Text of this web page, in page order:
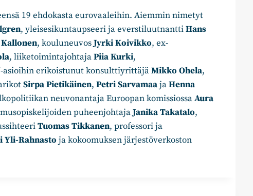
19 ehdokasta eurovaaleihin. Aiemmin nimetyt
, yleisesikuntaupseeri ja everstiluutnanttiHans
, kouluneuvosJyrki Koivikko, ex-
, liiketoimintajohtajaPiia Kurki,
asioihin erikoistunut konsulttiyrittäjäMikko Ohela,
Sirpa Pietikäinen, Petri SarvamaajaHenna
neuvonantaja Euroopan komissiossaAura
puheenjohtajaJanika Takatalo,
Tuomas Tikkanen, professori ja
Yli-Rahnasto ja kokoomuksen järjestöverkoston